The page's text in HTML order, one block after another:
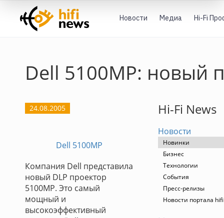
Новости Медиа Hi-Fi
Dell 5100MP: новый
24.08.2005
Dell 5100MP
Компания Dell представила
новый DLP проектор
5100MP. Это самый
мощный и
высокоэффективный
Hi-Fi News
Новости
Новинки
Бизнес
Технологии
События
Пресс-релизы
Новости портала